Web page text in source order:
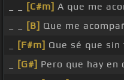
[C#m] A que me
[B] Que me
[F#m] Que sé que sin
[G#] Pero que hay en